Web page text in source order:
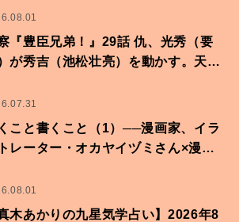
『豊臣兄弟！』29話 仇、光秀（要
が秀吉（池松壮亮）を動かす。天下
こと書くこと（1）──漫画家、イラ
レーター・オカヤイヅミさん×漫画
真木あかりの九星気学占い】2026年8